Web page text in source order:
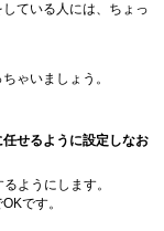
ている人には、ちょっ
ゃいましょう。
せるように設定しなお
ようにします。
です。